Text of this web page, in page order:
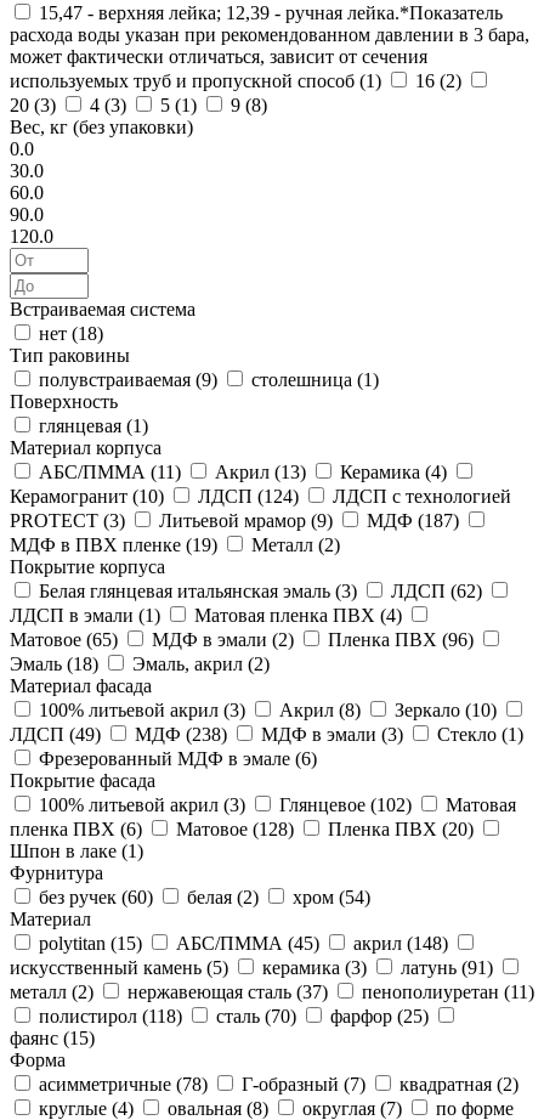
15,47 - верхняя лейка; 12,39 - ручная лейка.*Показатель
расхода воды указан при рекомендованном давлении в 3 бара,
может фактически отличаться, зависит от сечения
используемых труб и пропускной способ (1) 16 (2)
20 (3) 4 (3) 5 (1) 9 (8)
Вес, кг (без упаковки)
0.0
30.0
60.0
90.0
120.0
Встраиваемая система
нет (18)
Тип раковины
полувстраиваемая (9) столешница (1)
Поверхность
глянцевая (1)
Материал корпуса
АБС/ПММА (11) Акрил (13) Керамика (4)
Керамогранит (10) ЛДСП (124)
ЛДСП с технологией
PROTECT (3) Литьевой мрамор (9) МДФ (187)
МДФ в ПВХ пленке (19) Металл (2)
Покрытие корпуса
Белая глянцевая итальянская эмаль (3) ЛДСП (62)
ЛДСП в эмали (1) Матовая пленка ПВХ (4)
Матовое (65) МДФ в эмали (2) Пленка ПВХ (96)
Эмаль (18) Эмаль, акрил (2)
Материал фасада
100% литьевой акрил (3) Акрил (8) Зеркало (10)
ЛДСП (49) МДФ (238) МДФ в эмали (3) Стекло (1)
Фрезерованный МДФ в эмале (6)
Покрытие фасада
100% литьевой акрил (3) Глянцевое (102)
Матовая
пленка ПВХ (6) Матовое (128) Пленка ПВХ (20)
Шпон в лаке (1)
Фурнитура
без ручек (60) белая (2) хром (54)
Материал
polytitan (15) АБС/ПММА (45) акрил (148)
искусственный камень (5) керамика (3) латунь (91)
металл (2) нержавеющая сталь (37) пенополиуретан (11)
полистирол (118) сталь (70) фарфор (25)
фаянс (15)
Форма
асимметричные (78) Г-образный (7) квадратная (2)
круглые (4) овальная (8) округлая (7)
по форме